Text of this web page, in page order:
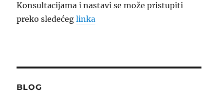
Konsultacijama i nastavi se može pristupiti
preko sledećeglinka
BLOG